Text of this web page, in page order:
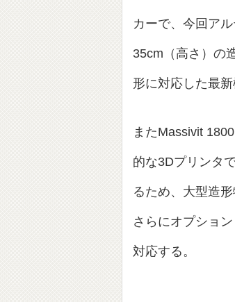
カーで、今回ア
35cm（高さ）の
形に対応した最新
またMassivit
的な3Dプリンタ
るため、大型造
さらにオプショ
対応する。